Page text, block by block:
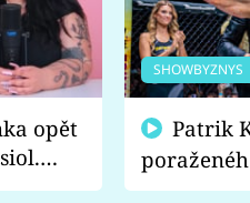
opět
a
SHOWBYZNYS
fanoušci